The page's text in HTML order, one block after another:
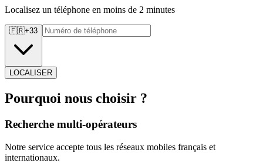
Localisez un téléphone en moins de 2 minutes
🇫🇷+33
LOCALISER
Pourquoi nous choisir ?
Recherche multi-opérateurs
Notre service accepte tous les réseaux mobiles français et
internationaux.